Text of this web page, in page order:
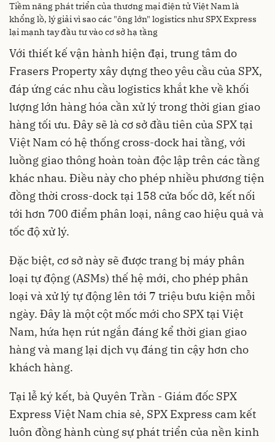
Tiềm năng phát triển của thương mại điện tử Việt Nam là
khổng lồ, lý giải vì sao các "ông lớn" logistics như SPX Express
lại mạnh tay đầu tư vào cơ sở hạ tầng
Với thiết kế vận hành hiện đại, trung tâm do
Frasers Property xây dựng theo yêu cầu của SPX,
đáp ứng các nhu cầu logistics khắt khe về khối
lượng lớn hàng hóa cần xử lý trong thời gian giao
hàng tối ưu. Đây sẽ là cơ sở đầu tiên của SPX tại
Việt Nam có hệ thống cross-dock hai tầng, với
luồng giao thông hoàn toàn độc lập trên các tầng
khác nhau. Điều này cho phép nhiều phương tiện
đồng thời cross-dock tại 158 cửa bốc dỡ, kết nối
tới hơn 700 điểm phân loại, nâng cao hiệu quả và
tốc độ xử lý.
Đặc biệt, cơ sở này sẽ được trang bị máy phân
loại tự động (ASMs) thế hệ mới, cho phép phân
loại và xử lý tự động lên tới 7 triệu bưu kiện mỗi
ngày. Đây là một cột mốc mới cho SPX tại Việt
Nam, hứa hẹn rút ngắn đáng kể thời gian giao
hàng và mang lại dịch vụ đáng tin cậy hơn cho
khách hàng.
Tại lễ ký kết, bà Quyên Trần - Giám đốc SPX
Express Việt Nam chia sẻ, SPX Express cam kết
luôn đồng hành cùng sự phát triển của nền kinh